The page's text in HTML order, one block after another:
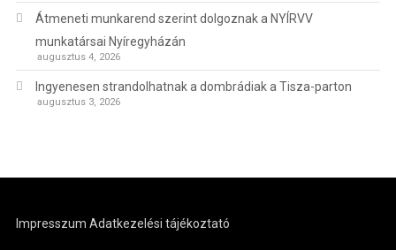
Átmeneti munkarend szerint dolgoznak a NYÍRVV
munkatársai Nyíregyházán
augusztus 4, 2026
Ingyenesen strandolhatnak a dombrádiak a Tisza-parton
augusztus 3, 2026
Impresszum Adatkezelési tájékoztató